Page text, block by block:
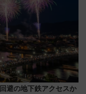
避の地下鉄アクセスか